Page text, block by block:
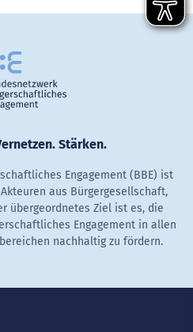
Stärken.
Engagement (BBE) ist
aus Bürgergesellschaft,
übergeordnetes Ziel ist es, die
Engagement in allen
nachhaltig zu fördern.